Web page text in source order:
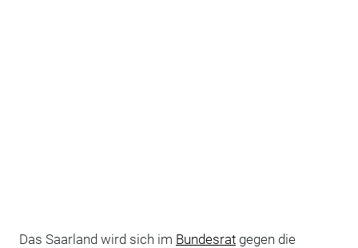
Das Saarland wird sich im Bundesratgegen die